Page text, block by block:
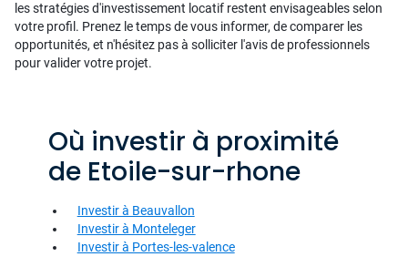
les stratégies d'investissement locatif restent envisageables selon
votre profil. Prenez le temps de vous informer, de comparer les
opportunités, et n'hésitez pas à solliciter l'avis de professionnels
pour valider votre projet.
Où investir à proximité
de Etoile-sur-rhone
Investir à Beauvallon
Investir à Monteleger
Investir à Portes-les-valence